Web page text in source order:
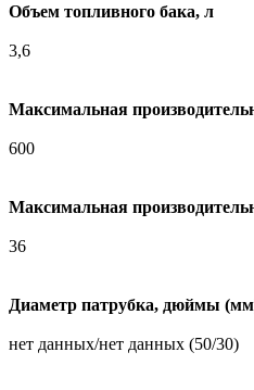
Объем топливного бака, л
3,6
Максимальная
600
Максимальная
36
Диаметр патрубка, дюймы
нет данных/нет данных (50/30)